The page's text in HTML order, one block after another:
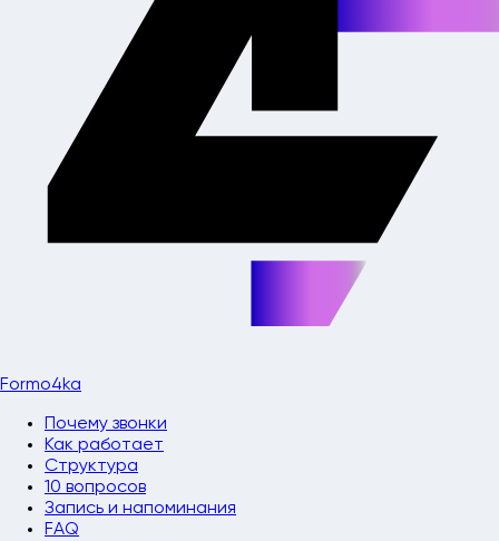
Formo4ka
Почему звонки
Как работает
Структура
10 вопросов
Запись и напоминания
FAQ